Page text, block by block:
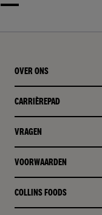
OVER ONS
CARRIÈREPAD
VRAGEN
VOORWAARDEN
COLLINS FOODS